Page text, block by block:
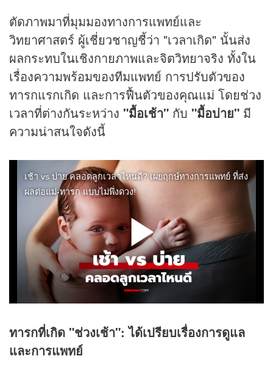
ตัดภาพมาที่มุมมองทางการแพทย์และ
วิทยาศาสตร์ ผู้เชี่ยวชาญชี้ว่า "เวลาเกิด" นั้นส่ง
ผลกระทบในเชิงกายภาพและจิตวิทยาจริง ทั้งใน
เรื่องความพร้อมของทีมแพทย์ การปรับตัวของ
ทารกแรกเกิด และการฟื้นตัวของคุณแม่ โดยช่วง
เวลาที่ต่างกันระหว่าง "มื้อเช้า" กับ "มื้อบ่าย" มี
ความน่าสนใจดังนี้
ทารกที่เกิด "ช่วงเช้า": ได้เปรียบเรื่องการดูแล
และการแพทย์